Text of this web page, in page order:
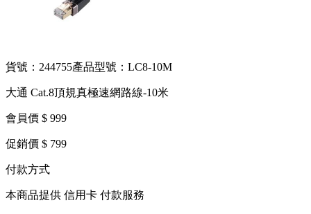
貨號：244755產品型號：LC8-10M
大通 Cat.8頂規真極速網路線-10米
會員價 $ 999
促銷價 $ 799
付款方式
本商品提供 信用卡 付款服務